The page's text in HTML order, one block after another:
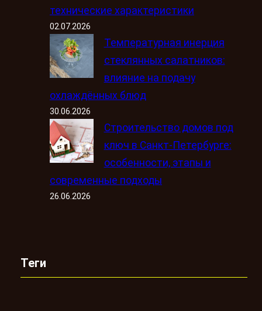
технические характеристики
02.07.2026
Температурная инерция
стеклянных салатников:
влияние на подачу
охлаждённых блюд
30.06.2026
Строительство домов под
ключ в Санкт-Петербурге:
особенности, этапы и
современные подходы
26.06.2026
Теги